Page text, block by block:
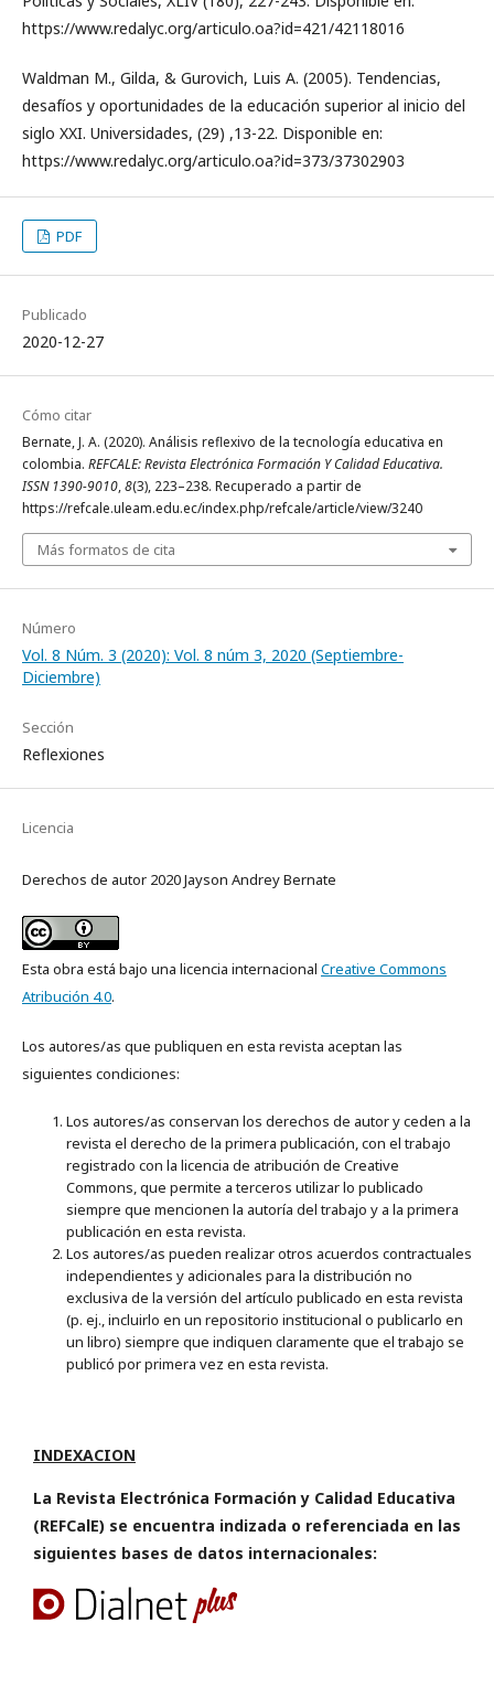
https://www.redalyc.org/articulo.oa?id=421/42118016
Waldman M., Gilda, & Gurovich, Luis A. (2005). Tendencias,
desafíos y oportunidades de la educación superior al inicio del
siglo XXI. Universidades, (29) ,13-22. Disponible en:
https://www.redalyc.org/articulo.oa?id=373/37302903
PDF
Publicado
2020-12-27
Cómo citar
Bernate, J. A. (2020). Análisis reflexivo de la tecnología educativa en
colombia. REFCALE: Revista Electrónica Formación Y Calidad Educativa.
ISSN 1390-9010,8(3), 223–238. Recuperado a partir de
https://refcale.uleam.edu.ec/index.php/refcale/article/view/3240
Más formatos de cita
Número
Vol. 8 Núm. 3 (2020): Vol. 8 núm 3, 2020 (Septiembre-
Diciembre)
Sección
Reflexiones
Licencia
Derechos de autor 2020 Jayson Andrey Bernate
Esta obra está bajo una licencia internacional Creative Commons
Atribución 4.0.
Los autores/as que publiquen en esta revista aceptan las
siguientes condiciones:
Los autores/as conservan los derechos de autor y ceden a la
revista el derecho de la primera publicación, con el trabajo
registrado con la licencia de atribución de Creative
Commons, que permite a terceros utilizar lo publicado
siempre que mencionen la autoría del trabajo y a la primera
publicación en esta revista.
Los autores/as pueden realizar otros acuerdos contractuales
independientes y adicionales para la distribución no
exclusiva de la versión del artículo publicado en esta revista
(p. ej., incluirlo en un repositorio institucional o publicarlo en
un libro) siempre que indiquen claramente que el trabajo se
publicó por primera vez en esta revista.
INDEXACION
La Revista Electrónica Formación y Calidad Educativa
(REFCalE) se encuentra indizada o referenciada en las
siguientes bases de datos internacionales: